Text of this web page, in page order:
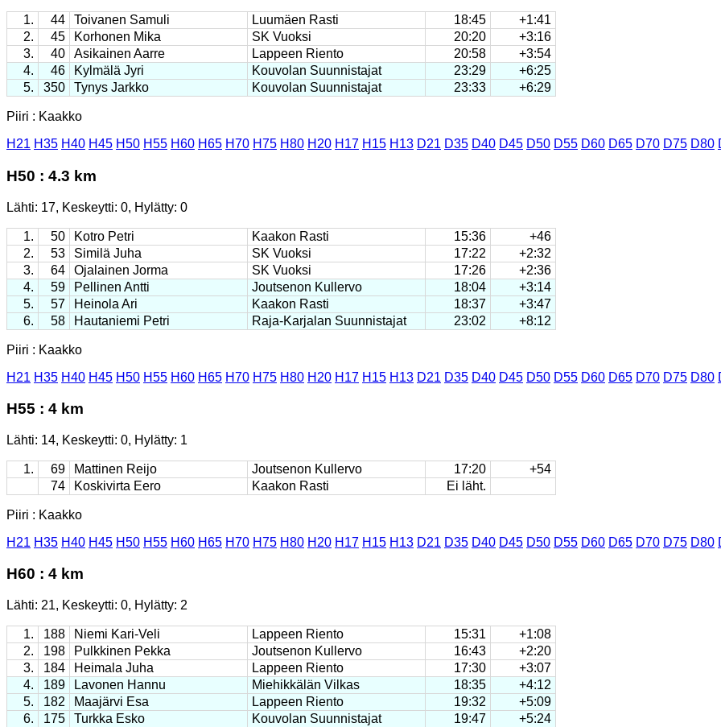
1. 44 Toivanen Samuli Luumäen Rasti 18:45
+1:41
2.
45 Korhonen Mika SK Vuoksi 20:20
+3:16
3.
40 Asikainen Aarre Lappeen Riento 20:58
+3:54
4.
46 Kylmälä Jyri Kouvolan Suunnistajat 23:29
+6:25
5.
350 Tynys Jarkko Kouvolan Suunnistajat 23:33 +6:29
Piiri : Kaakko
H21 H35 H40 H45 H50 H55 H60 H65 H70 H75 H80 H20 H17 H15 H13 D21 D35 D40 D45 D50 D55 D60 D65 D70 D75 D80
H50 : 4.3 km
Lähti: 17, Keskeytti: 0, Hylätty: 0
1. 50 Kotro Petri Kaakon Rasti 15:36
+46
2.
53 Similä Juha SK Vuoksi 17:22
+2:32
3.
64 Ojalainen Jorma SK Vuoksi 17:26
+2:36
4.
59 Pellinen Antti Joutsenon Kullervo 18:04
+3:14
5.
57 Heinola Ari Kaakon Rasti 18:37
+3:47
6.
58 Hautaniemi Petri Raja-Karjalan Suunnistajat 23:02 +8:12
Piiri : Kaakko
H21 H35 H40 H45 H50 H55 H60 H65 H70 H75 H80 H20 H17 H15 H13 D21 D35 D40 D45 D50 D55 D60 D65 D70 D75 D80
H55 : 4 km
Lähti: 14, Keskeytti: 0, Hylätty: 1
1. 69 Mattinen Reijo Joutsenon Kullervo 17:20
+54
74
Koskivirta Eero Kaakon Rasti Ei läht.
Piiri : Kaakko
H21 H35 H40 H45 H50 H55 H60 H65 H70 H75 H80 H20 H17 H15 H13 D21 D35 D40 D45 D50 D55 D60 D65 D70 D75 D80
H60 : 4 km
Lähti: 21, Keskeytti: 0, Hylätty: 2
1. 188 Niemi Kari-Veli Lappeen Riento 15:31
+1:08
2.
198 Pulkkinen Pekka Joutsenon Kullervo 16:43
+2:20
3.
184 Heimala Juha Lappeen Riento 17:30
+3:07
4.
189 Lavonen Hannu Miehikkälän Vilkas 18:35
+4:12
5.
182 Maajärvi Esa Lappeen Riento 19:32
+5:09
6.
175 Turkka Esko Kouvolan Suunnistajat 19:47
+5:24